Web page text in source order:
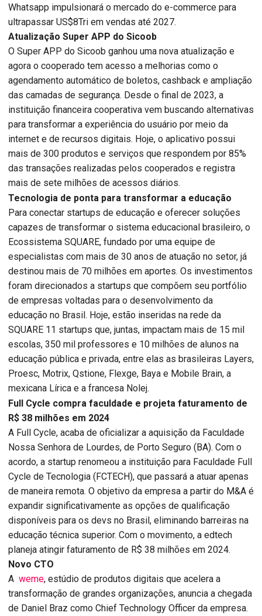
Whatsapp impulsionará o mercado do e-commerce para
ultrapassar US$8Tri em vendas até 2027.
Atualização Super APP do Sicoob
O Super APP do Sicoob ganhou uma nova atualização e
agora o cooperado tem acesso a melhorias como o
agendamento automático de boletos, cashback e ampliação
das camadas de segurança. Desde o final de 2023, a
instituição financeira cooperativa vem buscando alternativas
para transformar a experiência do usuário por meio da
internet e de recursos digitais. Hoje, o aplicativo possui
mais de 300 produtos e serviços que respondem por 85%
das transações realizadas pelos cooperados e registra
mais de sete milhões de acessos diários.
Tecnologia de ponta para transformar a educação
Para conectar startups de educação e oferecer soluções
capazes de transformar o sistema educacional brasileiro, o
Ecossistema SQUARE, fundado por uma equipe de
especialistas com mais de 30 anos de atuação no setor, já
destinou mais de 70 milhões em aportes. Os investimentos
foram direcionados a startups que compõem seu portfólio
de empresas voltadas para o desenvolvimento da
educação no Brasil. Hoje, estão inseridas na rede da
SQUARE 11 startups que, juntas, impactam mais de 15 mil
escolas, 350 mil professores e 10 milhões de alunos na
educação pública e privada, entre elas as brasileiras Layers,
Proesc, Motrix, Qstione, Flexge, Baya e Mobile Brain, a
mexicana Lírica e a francesa Nolej.
Full Cycle compra faculdade e projeta faturamento de
R$ 38 milhões em 2024
A Full Cycle, acaba de oficializar a aquisição da Faculdade
Nossa Senhora de Lourdes, de Porto Seguro (BA). Com o
acordo, a startup renomeou a instituição para Faculdade Full
Cycle de Tecnologia (FCTECH), que passará a atuar apenas
de maneira remota. O objetivo da empresa a partir do M&A é
expandir significativamente as opções de qualificação
disponíveis para os devs no Brasil, eliminando barreiras na
educação técnica superior. Com o movimento, a edtech
planeja atingir faturamento de R$ 38 milhões em 2024.
Novo CTO
A weme, estúdio de produtos digitais que acelera a
transformação de grandes organizações, anuncia a chegada
de Daniel Braz como Chief Technology Officer da empresa.